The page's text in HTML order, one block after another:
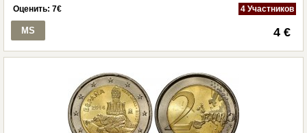
Оценить: 7€ 4 Участников
MS 4 €